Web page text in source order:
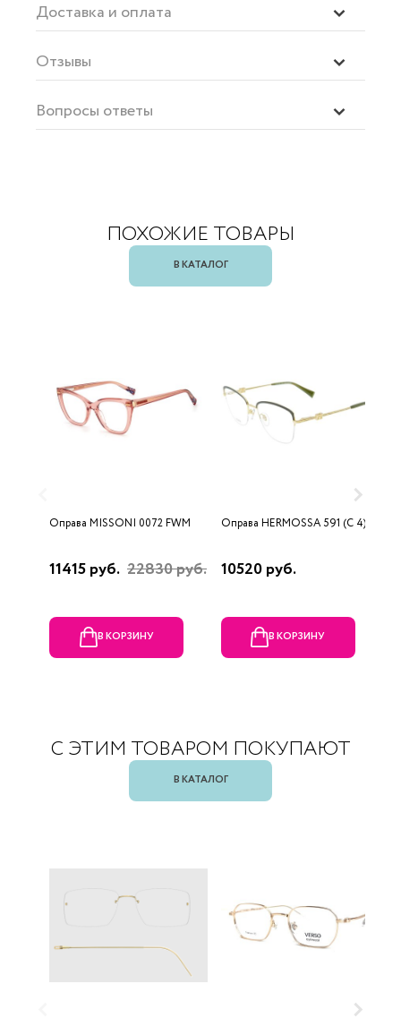
Доставка и оплата
Отзывы
Вопросы ответы
ПОХОЖИЕ ТОВАРЫ
В КАТАЛОГ
Оправа MISSONI 0072 FWM
11415 руб. 22830 руб.
В КОРЗИНУ
Оправа HERMOSSA 591 (C 4)
10520 руб.
В КОРЗИНУ
С ЭТИМ ТОВАРОМ ПОКУПАЮТ
В КАТАЛОГ